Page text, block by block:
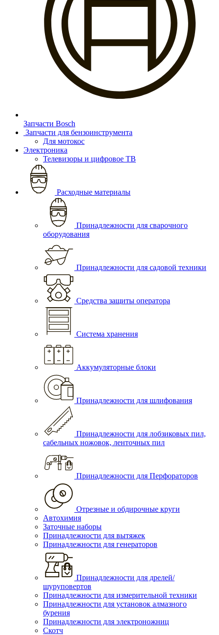
Запчасти Bosch
Запчасти для бензоинструмента
Для мотокос
Электроника
Телевизоры и цифровое ТВ
Расходные материалы
Принадлежности для сварочного
оборудования
Принадлежности для садовой техники
Средства защиты оператора
Система хранения
Аккумуляторные блоки
Принадлежности для шлифования
Принадлежности для лобзиковых пил,
сабельных ножовок, ленточных пил
Принадлежности для Перфораторов
Отрезные и обдирочные круги
Автохимия
Заточные наборы
Принадлежности для вытяжек
Принадлежности для генераторов
Принадлежности для дрелей/
шуруповертов
Принадлежности для измерительной техники
Принадлежности для установок алмазного
бурения
Принадлежности для электроножниц
Скотч